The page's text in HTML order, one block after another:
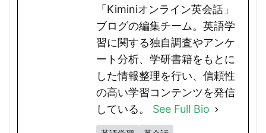
「Kiminiオンライン英会話」
ブログの編集チーム。英語学
習に関する独自調査やアンケ
ート分析、学研書籍をもとに
した情報整理を行い、信頼性
の高い学習コンテンツを発信
している。 See Full Bio